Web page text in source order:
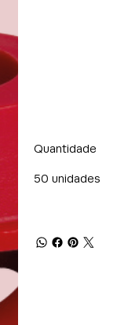
Quantidade
50 unidades